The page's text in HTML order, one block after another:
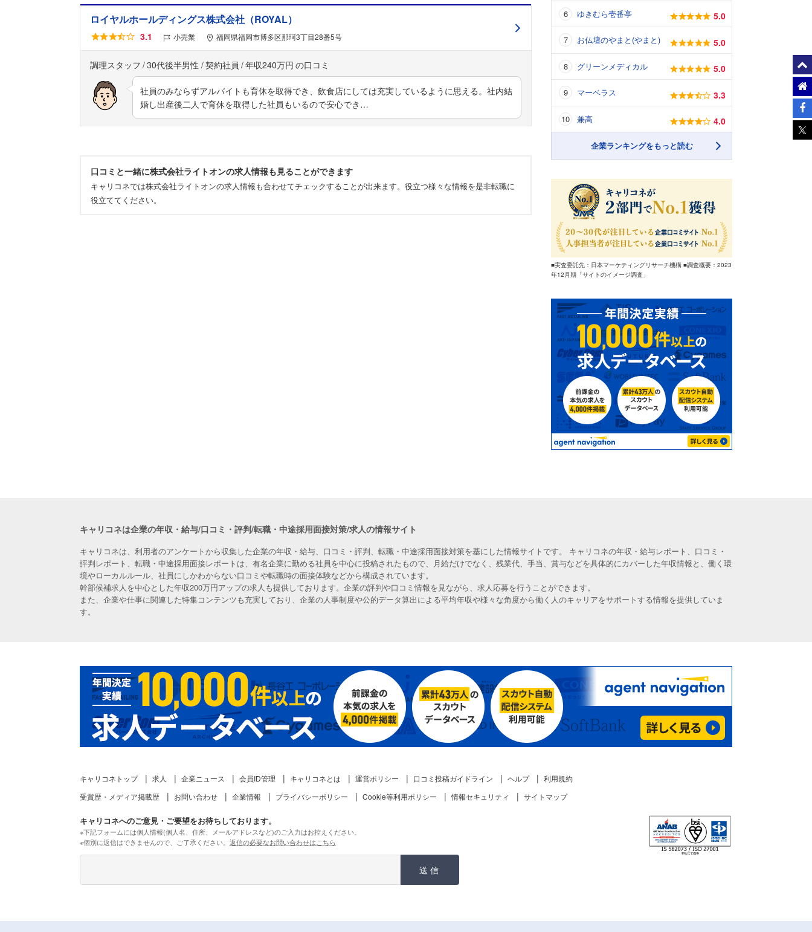
フォローしました
こちらの企業もフォローしませんか？
ロイヤルホールディングス株式会社（ROYAL）
3.1 小売業 福岡県福岡市博多区那珂3丁目28番5号
調理スタッフ 30代後半男性 契約社員 年収240万円
社員のみならずアルバイトも育休を取得でき、飲食店にしては充実しているように思える。社内結
婚し出産後二人で育休を取得した社員もいるので安心でき…
口コミと一緒に株式会社ライトオンの求人情報も見ることができます
キャリコネでは株式会社ライトオンの求人情報も合わせてチェックすることが出来ます。役立つ様々な情報を是非転職に
役立ててください。
ゆきむら壱番亭 5.0
お仏壇のやまと(やまと) 5.0
グリーンメディカル 5.0
マーベラス 3.3
兼高 4.0
企業ランキングをもっと読む
■実査委託先：日本マーケティングリサーチ機構 ■調査概要：2023
年12月期「サイトのイメージ調査」
キャリコネは企業の年収・給与/口コミ・評判/転職・中途採用面接対策/求人の情報サイト
キャリコネは、利用者のアンケートから収集した企業の年収・給与、口コミ・評判、転職・中途採用面接対策を基にした情報サイトです。 キャリコネの年収・給与レポート、口コミ・
評判レポート、転職・中途採用面接レポートは、有名企業に勤める社員を中心に投稿されたもので、月給だけでなく、残業代、手当、賞与などを具体的にカバーした年収情報と、働く環
境やローカルルール、社員にしかわからない口コミや転職時の面接体験などから構成されています。
幹部候補求人を中心とした年収200万円アップの求人も提供しております。企業の評判や口コミ情報を見ながら、求人応募を行うことができます。
また、企業や仕事に関連した特集コンテンツも充実しており、企業の人事制度や公的データ算出による平均年収や様々な角度から働く人のキャリアをサポートする情報を提供していま
す。
キャリコネトップ 求人 企業ニュース 会員ID管理 キャリコネとは 運営ポリシー 口コミ投稿ガイドライン ヘルプ
利用規約
受賞歴・メディア掲載歴
お問い合わせ 企業情報 プライバシーポリシー Cookie等利用ポリシー 情報セキュリティ サイトマップ
キャリコネへのご意見・ご要望をお待ちしております。
※下記フォームには個人情報(個人名、住所、メールアドレスなど)のご入力はお控えください。
※個別に返信はできませんので、ご了承ください。 返信の必要なお問い合わせはこちら
送信